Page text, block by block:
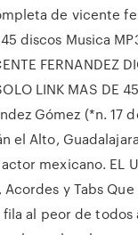
de vicente
discos Musica
FERNANDEZ
LINK MAS DE
Gómez (*n. 17
el Alto,
mexicano. EL
Acordes y Tabs
al peor de todos